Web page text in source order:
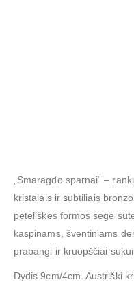
„Smaragdo sparnai“ –
kristalais ir subtiliais
peteliškės formos segė
kaspinams, šventiniams
prabangi ir kruopščiai
Dydis 9cm/4cm. Austriški